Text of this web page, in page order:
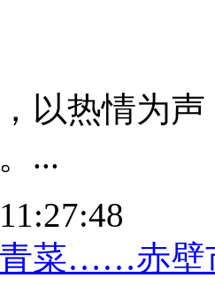
以热情为
...
菜……赤壁